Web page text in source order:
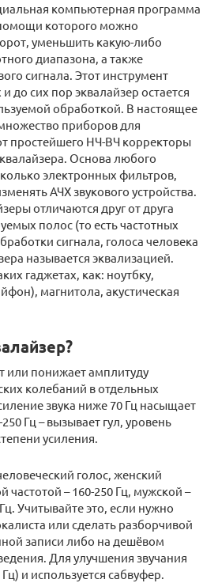
компьютерная программа
которого можно
уменьшить какую-либо
диапазона, а также
сигнала. Этот инструмент
до сих пор эквалайзер остается
обработкой. В настоящее
приборов для
простейшего НЧ-ВЧ корректоры
Основа любого
электронных фильтров,
АЧХ звукового устройства.
отличаются друг от друга
полос (то есть частотных
сигнала, голоса человека
называется эквализацией.
гаджетах, как: ноутбку,
магнитола, акустическая
или понижает амплитуду
колебаний в отдельных
звука ниже 70 Гц насыщает
Гц – вызывает гул, уровень
усиления.
голос, женский
– 160-250 Гц, мужской –
Учитывайте это, если нужно
или сделать разборчивой
записи либо на дешёвом
Для улучшения звучания
и используется сабвуфер.